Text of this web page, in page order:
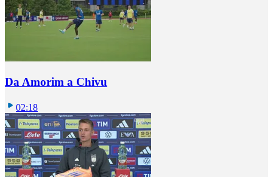
Da Amorim a Chivu
02:18